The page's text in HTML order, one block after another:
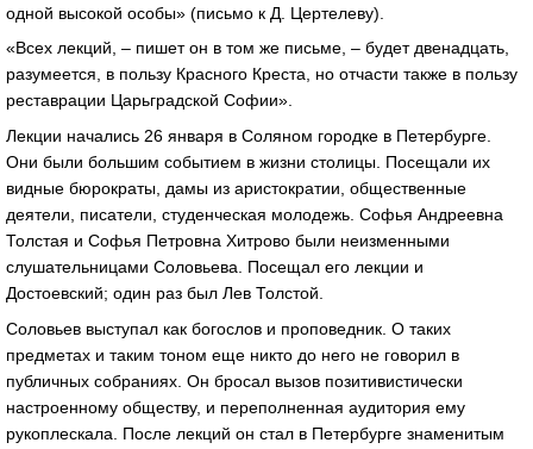
одной высокой особы» (письмо к Д. Цертелеву).
«Всех лекций, – пишет он в том же письме, – будет двенадцать,
разумеется, в пользу Красного Креста, но отчасти также в пользу
реставрации Царьградской Софии».
Лекции начались 26 января в Соляном городке в Петербурге.
Они были большим событием в жизни столицы. Посещали их
видные бюрократы, дамы из аристократии, общественные
деятели, писатели, студенческая молодежь. Софья Андреевна
Толстая и Софья Петровна Хитрово были неизменными
слушательницами Соловьева. Посещал его лекции и
Достоевский; один раз был Лев Толстой.
Соловьев выступал как богослов и проповедник. О таких
предметах и таким тоном еще никто до него не говорил в
публичных собраниях. Он бросал вызов позитивистически
настроенному обществу, и переполненная аудитория ему
рукоплескала. После лекций он стал в Петербурге знаменитым